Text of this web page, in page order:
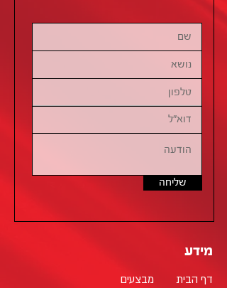
שליחה
מידע
מבצעים
דף הבית